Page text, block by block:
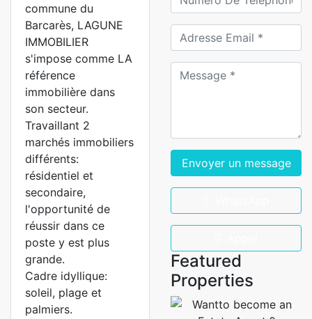
commune du
Barcarès, LAGUNE
IMMOBILIER
s'impose comme LA
référence
immobilière dans
son secteur.
Travaillant 2
marchés immobiliers
différents:
résidentiel et
secondaire,
l'opportunité de
réussir dans ce
poste y est plus
grande.
Cadre idyllique:
soleil, plage et
palmiers.
Envoyer un message
Featured
Properties